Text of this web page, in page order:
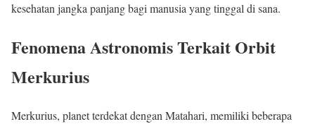
kesehatan jangka panjang bagi manusia yang tinggal di sana.
Fenomena Astronomis Terkait Orbit
Merkurius
Merkurius, planet terdekat dengan Matahari, memiliki beberapa